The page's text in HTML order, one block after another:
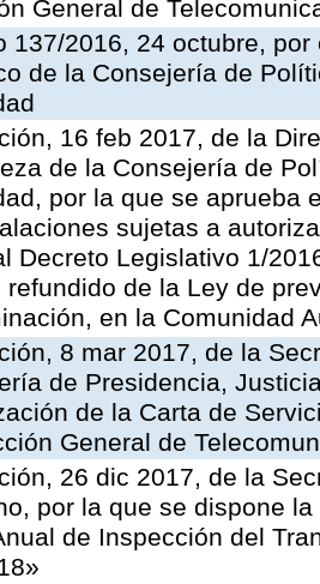
General de
137/2016, 24 octubre,
de la Consejería de
16 feb 2017, de la
de la Consejería de
por la que se aprueba
sujetas a
Decreto Legislativo 1/
refundido de la Ley de
en la Comunidad
8 mar 2017, de la
de Presidencia,
de la Carta de
General de
26 dic 2017, de la
por la que se dispone
de Inspección del